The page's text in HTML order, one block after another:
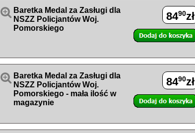
 Baretka Medal za Zasługi dla
NSZZ Policjantów Woj.
Pomorskiego
8490zł
 Baretka Medal za Zasługi dla
NSZZ Policjantów Woj.
Pomorskiego - mała ilość w
magazynie
8490zł